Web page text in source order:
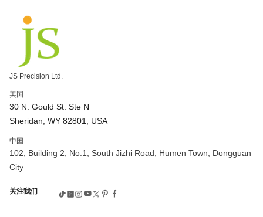
JS Precision Ltd.
美国
30 N. Gould St. Ste N
Sheridan, WY 82801, USA
中国
102, Building 2, No.1, South Jizhi Road, Humen Town, Dongguan
City
关注我们